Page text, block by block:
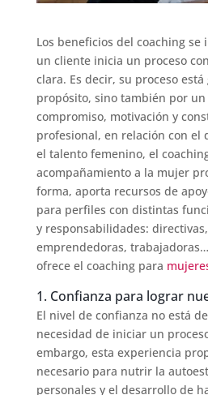
Los beneficios del coaching
un cliente inicia un proceso
clara. Es decir, su proceso
propósito, sino también por
compromiso, motivación y
profesional, en relación con el
el talento femenino, el
acompañamiento a la mujer
forma, aporta recursos de
para perfiles con distintas
y responsabilidades:
emprendedoras,
ofrece el coaching para
1. Confianza para lograr
El nivel de confianza no está
necesidad de iniciar un
embargo, esta experiencia
necesario para nutrir la
personales y el desarrollo de